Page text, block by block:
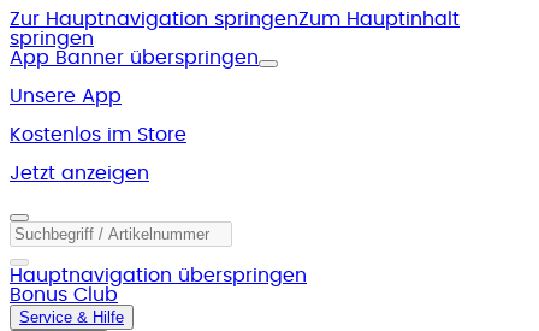
Zur Hauptnavigation springenZum Hauptinhalt
springen
App Banner überspringen
Unsere App
Kostenlos im Store
Jetzt anzeigen
Hauptnavigation überspringen
Bonus Club
Service & Hilfe